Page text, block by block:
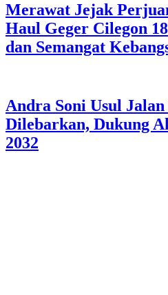
Merawat Jejak
Haul Geger Cilegon
dan Semangat
Andra Soni Usul
Dilebarkan, Dukung
2032